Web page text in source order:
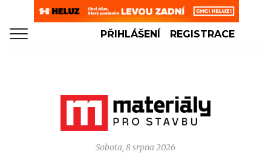
PŘIHLÁŠENÍ REGISTRACE
Sobota, 8 srpna 2026